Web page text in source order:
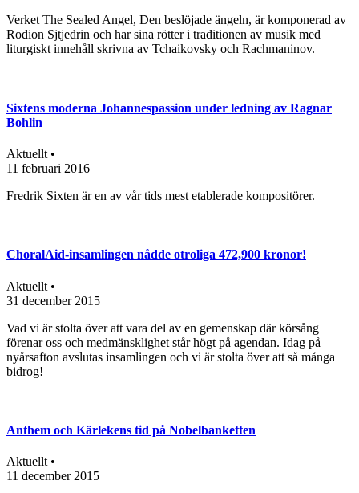
Verket The Sealed Angel, Den beslöjade ängeln, är komponerad av
Rodion Sjtjedrin och har sina rötter i traditionen av musik med
liturgiskt innehåll skrivna av Tchaikovsky och Rachmaninov.
Sixtens moderna Johannespassion under ledning av Ragnar
Bohlin
Aktuellt •
11 februari 2016
Fredrik Sixten är en av vår tids mest etablerade kompositörer.
ChoralAid-insamlingen nådde otroliga 472,900 kronor!
Aktuellt •
31 december 2015
Vad vi är stolta över att vara del av en gemenskap där körsång
förenar oss och medmänsklighet står högt på agendan. Idag på
nyårsafton avslutas insamlingen och vi är stolta över att så många
bidrog!
Anthem och Kärlekens tid på Nobelbanketten
Aktuellt •
11 december 2015